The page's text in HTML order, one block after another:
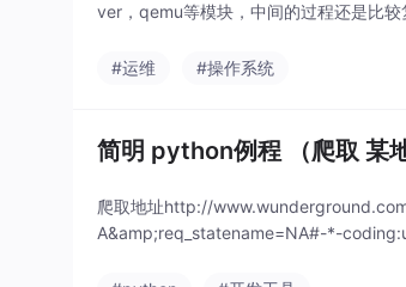
ver，qemu等模块，中间的过程还是比
#运维 #操作系统
简明
爬取地址http://
A&amp;req_statename=NA#-*-